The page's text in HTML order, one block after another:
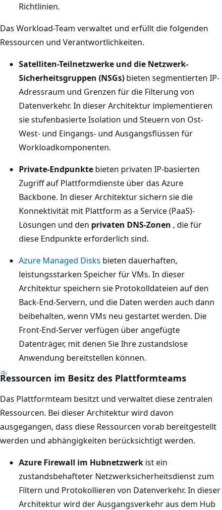
Richtlinien.
Das Workload-Team verwaltet und erfüllt die folgenden
Ressourcen und Verantwortlichkeiten.
Satelliten-Teilnetzwerke und die Netzwerk-
Sicherheitsgruppen (NSGs) bieten segmentierten IP-
Adressraum und Grenzen für die Filterung von
Datenverkehr. In dieser Architektur implementieren
sie stufenbasierte Isolation und Steuern von Ost-
West- und Eingangs- und Ausgangsflüssen für
Workloadkomponenten.
Private-Endpunkte bieten privaten IP-basierten
Zugriff auf Plattformdienste über das Azure
Backbone. In dieser Architektur sichern sie die
Konnektivität mit Plattform as a Service (PaaS)-
Lösungen und den privaten DNS-Zonen , die für
diese Endpunkte erforderlich sind.
Azure Managed Disks bieten dauerhaften,
leistungsstarken Speicher für VMs. In dieser
Architektur speichern sie Protokolldateien auf den
Back-End-Servern, und die Daten werden auch dann
beibehalten, wenn VMs neu gestartet werden. Die
Front-End-Server verfügen über angefügte
Datenträger, mit denen Sie Ihre zustandslose
Anwendung bereitstellen können.
Ressourcen im Besitz des Plattformteams
Das Plattformteam besitzt und verwaltet diese zentralen
Ressourcen. Bei dieser Architektur wird davon
ausgegangen, dass diese Ressourcen vorab bereitgestellt
werden und abhängigkeiten berücksichtigt werden.
Azure Firewall im Hubnetzwerk ist ein
zustandsbehafteter Netzwerksicherheitsdienst zum
Filtern und Protokollieren von Datenverkehr. In dieser
Architektur wird der Ausgangsverkehr aus dem Hub